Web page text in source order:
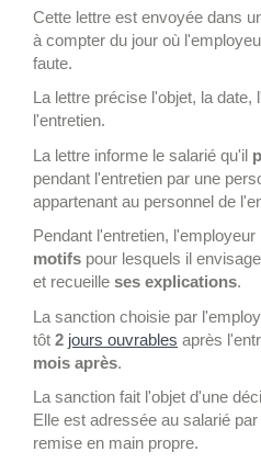
Cette lettre est envoyée dans
à compter du jour où
faute.
La lettre précise l'objet, la date,
l'entretien.
La lettre informe le salarié qu'il
pendant l'entretien par une
appartenant au personnel de
Pendant l'entretien, l'employeur
motifs pour lesquels il
et recueille ses explications.
La sanction choisie par
tôt 2 jours ouvrables après
mois après.
La sanction fait l'objet d'une
Elle est adressée au salarié
remise en main propre.